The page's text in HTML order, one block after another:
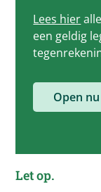
Lees hier
een geldig
Open nu
Let op.